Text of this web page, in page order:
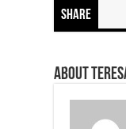
Share
About